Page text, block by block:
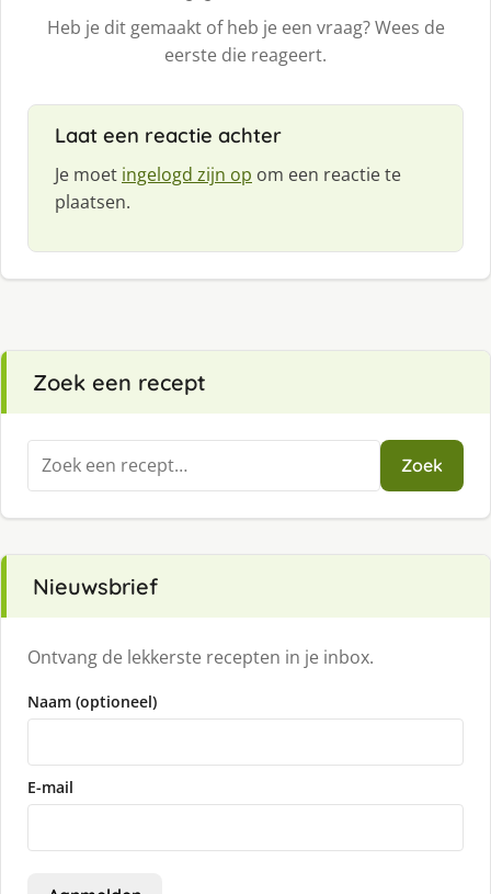
Heb je dit gemaakt of heb je een vraag? Wees de
eerste die reageert.
Laat een reactie achter
Je moet ingelogd zijn op om een reactie te
plaatsen.
Zoek een recept
Zoeken
naar:
Zoek
Nieuwsbrief
Ontvang de lekkerste recepten in je inbox.
Naam (optioneel)
E-mail